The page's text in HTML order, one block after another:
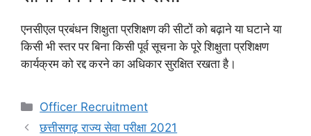
एनसीएल प्रबंधन शिक्षुता प्रशिक्षण की सीटों को बढ़ाने या घटाने या
किसी भी स्तर पर बिना किसी पूर्व सूचना के पूरे शिक्षुता प्रशिक्षण
कार्यक्रम को रद्द करने का अधिकार सुरक्षित रखता है।
Categories
Officer Recruitment
छत्तीसगढ़ राज्य सेवा परीक्षा 2021